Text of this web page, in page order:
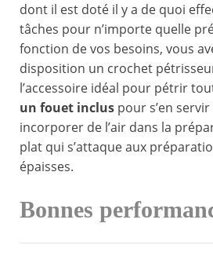
dont il est doté il y a de quoi
tâches pour n’importe quelle
fonction de vos besoins, vous
disposition un crochet
l’accessoire idéal pour pétrir
un fouet inclus pour s’en
incorporer de l’air dans la
plat qui s’attaque aux
épaisses.
Bonnes